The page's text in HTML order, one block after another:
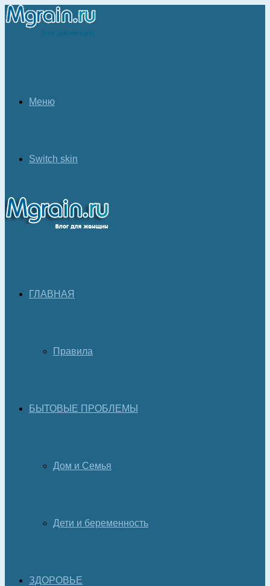
Меню
Switch skin
ГЛАВНАЯ
Правила
БЫТОВЫЕ ПРОБЛЕМЫ
Дом и Семья
Дети и беременность
ЗДОРОВЬЕ